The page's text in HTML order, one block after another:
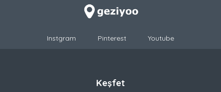
Instgram Pinterest Youtube
Keşfet